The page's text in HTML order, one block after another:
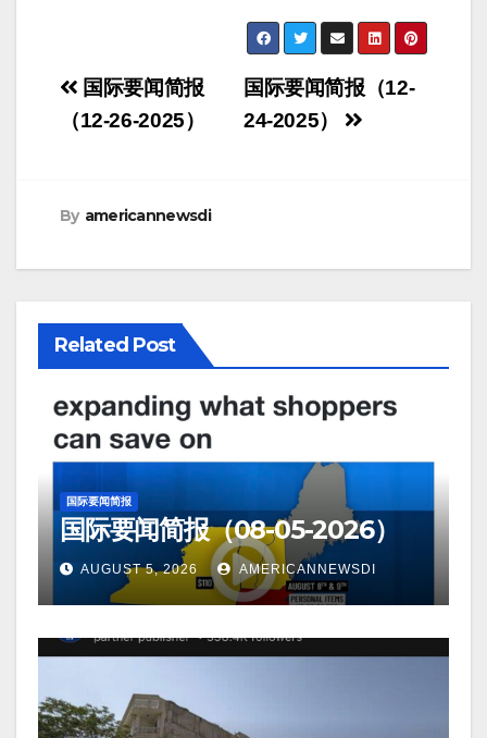
Post
navigation
国际要闻简报（12-
24-2025）
国际要闻简报
（12-26-2025）
By americannewsdi
Related Post
国际要闻简报
国际要闻简报（08-05-2026）
AUGUST 5, 2026 AMERICANNEWSDI